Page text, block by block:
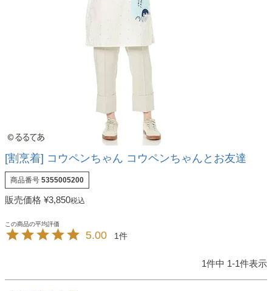
[割烹着] コウペンちゃん コウペンちゃんとお友達
商品番号 5355005200
販売価格 ¥3,850税込
5.00 1
1件中 1-1件表示